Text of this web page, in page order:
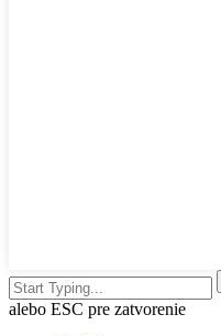
alebo ESC pre zatvorenie